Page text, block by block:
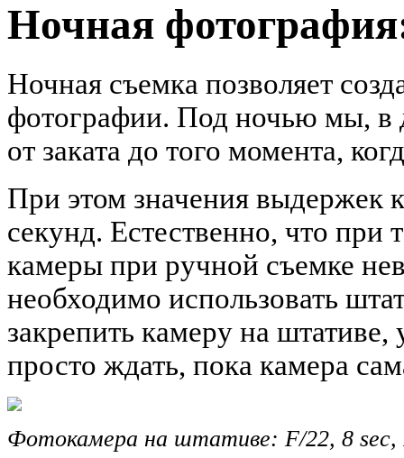
Ночная
Ночная съемка позволяет
фотографии. Под ночью мы, в
от заката до того момента,
При этом значения выдержек
секунд. Естественно, что
камеры при ручной съемке
необходимо использовать
закрепить камеру на
просто ждать, пока камера
Фотокамера на штативе: F/22, 8 sec,